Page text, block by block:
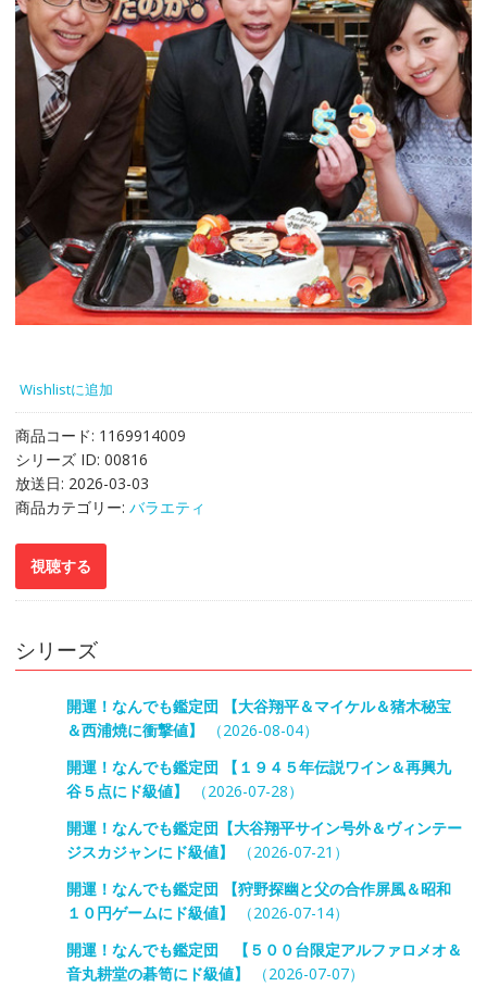
Wishlistに追加
商品コード: 1169914009
シリーズ ID: 00816
放送日: 2026-03-03
商品カテゴリー: バラエティ
シリーズ
開運！なんでも鑑定団 【大谷翔平＆マイケル＆猪木秘宝
＆西浦焼に衝撃値】
（2026-08-04）
開運！なんでも鑑定団 【１９４５年伝説ワイン＆再興九
谷５点にド級値】
（2026-07-28）
開運！なんでも鑑定団【大谷翔平サイン号外＆ヴィンテー
ジスカジャンにド級値】
（2026-07-21）
開運！なんでも鑑定団 【狩野探幽と父の合作屏風＆昭和
１０円ゲームにド級値】
（2026-07-14）
開運！なんでも鑑定団 【５００台限定アルファロメオ＆
音丸耕堂の碁笥にド級値】
（2026-07-07）